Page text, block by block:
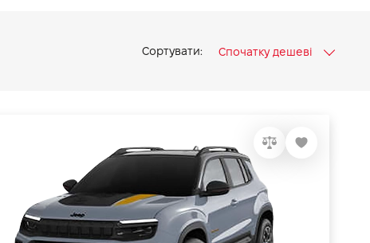
Сортувати: Спочатку дешеві